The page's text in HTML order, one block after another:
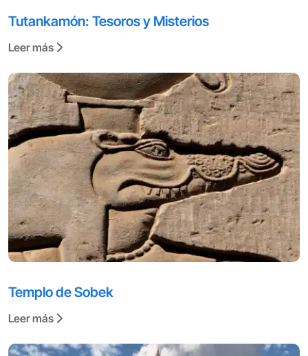
Tutankamón: Tesoros y Misterios
Leer más
Templo de Sobek
Leer más